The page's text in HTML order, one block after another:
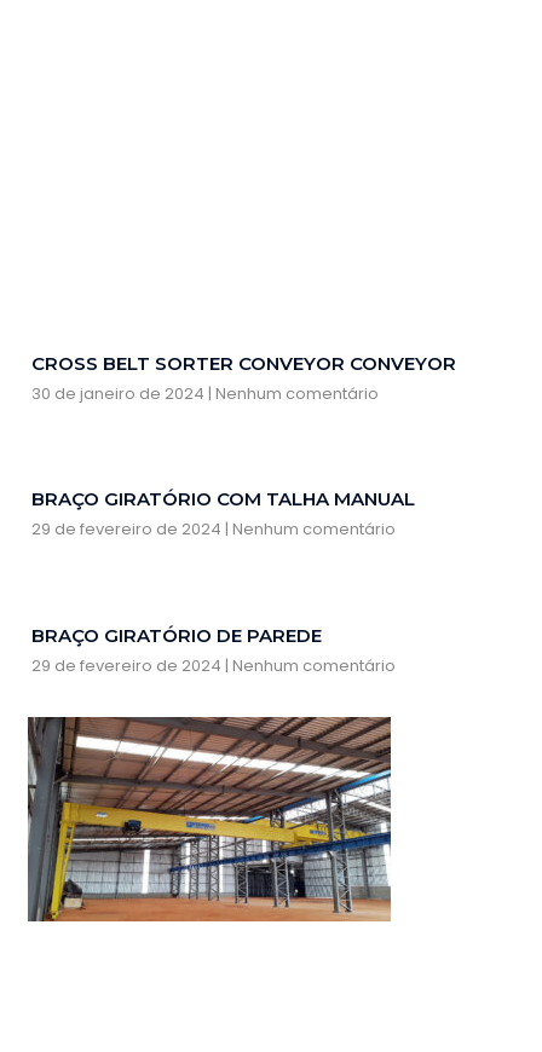
CROSS BELT SORTER CONVEYOR CONVEYOR
30 de janeiro de 2024 Nenhum comentário
BRAÇO GIRATÓRIO COM TALHA MANUAL
29 de fevereiro de 2024 Nenhum comentário
BRAÇO GIRATÓRIO DE PAREDE
29 de fevereiro de 2024 Nenhum comentário